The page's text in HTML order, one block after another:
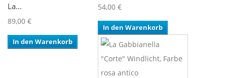
La...
89,00 €
In den Warenkorb
54,00 €
In den Warenkorb